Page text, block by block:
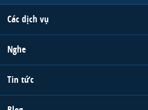
Các dịch vụ
Nghe
Tin tức